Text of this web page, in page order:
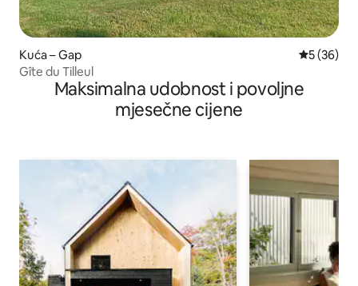
Kuća – Gap Prosječna
5 (36)
Gîte du Tilleul
Maksimalna udobnost i povoljne
mjesečne cijene